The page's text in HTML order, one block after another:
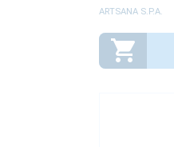
ARTSANA S.P.A.